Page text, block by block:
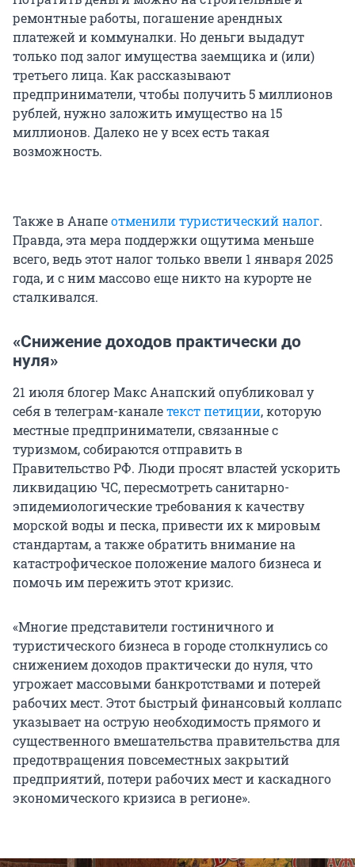
ремонтные работы, погашение арендных
платежей и коммуналки. Но деньги выдадут
только под залог имущества заемщика и (или)
третьего лица. Как рассказывают
предприниматели, чтобы получить 5 миллионов
рублей, нужно заложить имущество на 15
миллионов. Далеко не у всех есть такая
возможность.
Также в Анапеотменили туристический налог.
Правда, эта мера поддержки ощутима меньше
всего, ведь этот налог только ввели 1 января 2025
года, и с ним массово еще никто на курорте не
сталкивался.
«Снижение доходов практически до
нуля»
21 июля блогер Макс Анапский опубликовал у
себя в телеграм-каналетекст петиции, которую
местные предприниматели, связанные с
туризмом, собираются отправить в
Правительство РФ. Люди просят властей ускорить
ликвидацию ЧС, пересмотреть санитарно-
эпидемиологические требования к качеству
морской воды и песка, привести их к мировым
стандартам, а также обратить внимание на
катастрофическое положение малого бизнеса и
помочь им пережить этот кризис.
«Многие представители гостиничного и
туристического бизнеса в городе столкнулись со
снижением доходов практически до нуля, что
угрожает массовыми банкротствами и потерей
рабочих мест. Этот быстрый финансовый коллапс
указывает на острую необходимость прямого и
существенного вмешательства правительства для
предотвращения повсеместных закрытий
предприятий, потери рабочих мест и каскадного
экономического кризиса в регионе».